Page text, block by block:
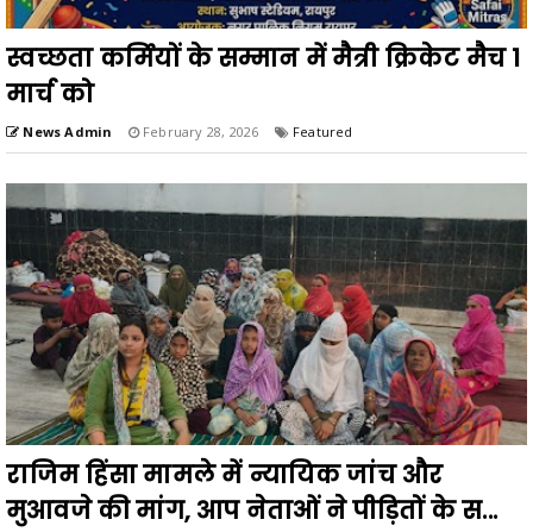
स्वच्छता कर्मियों के सम्मान में मैत्री क्रिकेट मैच 1
मार्च को
News Admin February 28, 2026 Featured
राजिम हिंसा मामले में न्यायिक जांच और
मुआवजे की मांग, आप नेताओं ने पीड़ितों के स...